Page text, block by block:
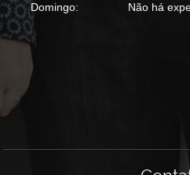
Domingo:
Não há